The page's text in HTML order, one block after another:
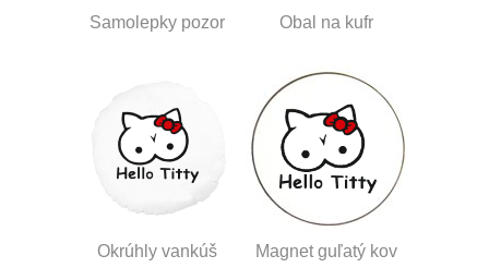
Samolepky pozor Obal na kufr
Okrúhly vankúš Magnet guľatý kov